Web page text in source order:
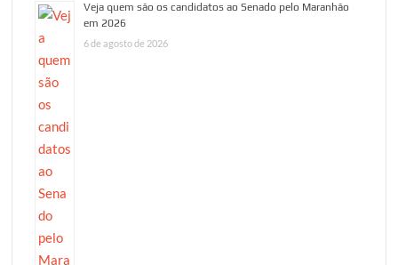
Veja quem são os candidatos ao Senado pelo Maranhão
em 2026
6 de agosto de 2026